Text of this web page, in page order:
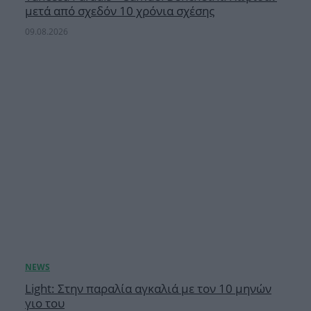
μετά από σχεδόν 10 χρόνια σχέσης
09.08.2026
Light: Στην παραλία αγκαλιά με τον 10 μηνών
γιο του